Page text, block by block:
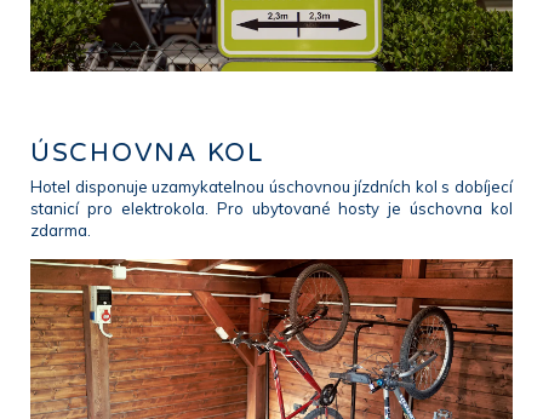
ÚSCHOVNA KOL
Hotel disponuje uzamykatelnou úschovnou jízdních kol s dobíjecí
stanicí pro elektrokola. Pro ubytované hosty je úschovna kol
zdarma.